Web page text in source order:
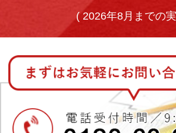
(2026年8月までの